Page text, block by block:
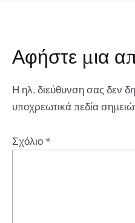
Αφήστε μια
Η ηλ. διεύθυνση σας δεν
υποχρεωτικά πεδία
Σχόλιο*